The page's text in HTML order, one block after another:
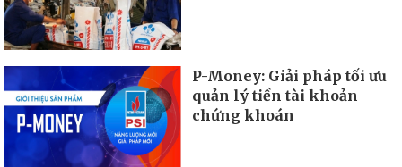
P-Money: Giải pháp tối ưu
quản lý tiền tài khoản
chứng khoán